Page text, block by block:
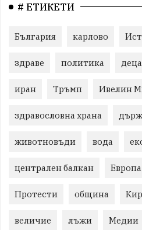
# ЕТИКЕТИ
България карлово
здраве политика деца
иран Тръмп Ивелин
здравословна храна
животновъди вода
централен балкан Европа
Протести община
величие лъжи Медии